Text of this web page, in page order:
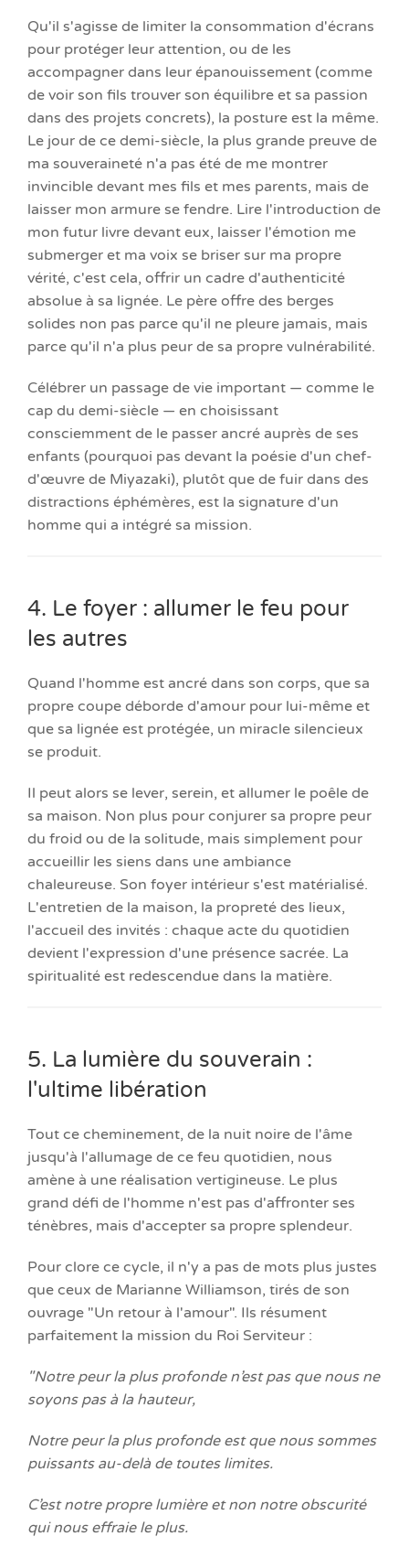
Qu'il s'agisse de limiter la consommation d'écrans
pour protéger leur attention, ou de les
accompagner dans leur épanouissement (comme
de voir son fils trouver son équilibre et sa passion
dans des projets concrets), la posture est la même.
Le jour de ce demi-siècle, la plus grande preuve de
ma souveraineté n'a pas été de me montrer
invincible devant mes fils et mes parents, mais de
laisser mon armure se fendre. Lire l'introduction de
mon futur livre devant eux, laisser l'émotion me
submerger et ma voix se briser sur ma propre
vérité, c'est cela, offrir un cadre d'authenticité
absolue à sa lignée. Le père offre des berges
solides non pas parce qu'il ne pleure jamais, mais
parce qu'il n'a plus peur de sa propre vulnérabilité.
Célébrer un passage de vie important — comme le
cap du demi-siècle — en choisissant
consciemment de le passer ancré auprès de ses
enfants (pourquoi pas devant la poésie d'un chef-
d'œuvre de Miyazaki), plutôt que de fuir dans des
distractions éphémères, est la signature d'un
homme qui a intégré sa mission.
4. Le foyer : allumer le feu pour
les autres
Quand l'homme est ancré dans son corps, que sa
propre coupe déborde d'amour pour lui-même et
que sa lignée est protégée, un miracle silencieux
se produit.
Il peut alors se lever, serein, et allumer le poêle de
sa maison. Non plus pour conjurer sa propre peur
du froid ou de la solitude, mais simplement pour
accueillir les siens dans une ambiance
chaleureuse. Son foyer intérieur s'est matérialisé.
L'entretien de la maison, la propreté des lieux,
l'accueil des invités : chaque acte du quotidien
devient l'expression d'une présence sacrée. La
spiritualité est redescendue dans la matière.
5. La lumière du souverain :
l'ultime libération
Tout ce cheminement, de la nuit noire de l'âme
jusqu'à l'allumage de ce feu quotidien, nous
amène à une réalisation vertigineuse. Le plus
grand défi de l'homme n'est pas d'affronter ses
ténèbres, mais d'accepter sa propre splendeur.
Pour clore ce cycle, il n'y a pas de mots plus justes
que ceux de Marianne Williamson, tirés de son
ouvrage "Un retour à l'amour". Ils résument
parfaitement la mission du Roi Serviteur :
"Notre peur la plus profonde n’est pas que nous ne
soyons pas à la hauteur,
Notre peur la plus profonde est que nous sommes
puissants au-delà de toutes limites.
C’est notre propre lumière et non notre obscurité
qui nous effraie le plus.